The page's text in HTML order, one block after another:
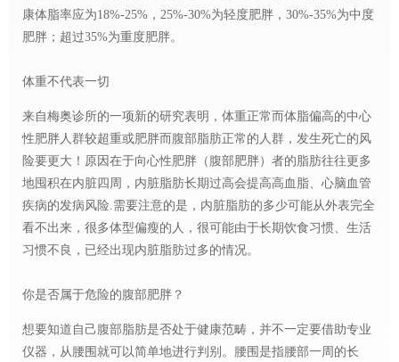
康体脂率应为18%-25%，25%-30%为轻度肥胖，30%-35%为中度
肥胖；超过35%为重度肥胖。
体重不代表一切
来自梅奥诊所的一项新的研究表明，体重正常而体脂偏高的中心
性肥胖人群较超重或肥胖而腹部脂肪正常的人群，发生死亡的风
险要更大！原因在于向心性肥胖（腹部肥胖）者的脂肪往往更多
地囤积在内脏四周，内脏脂肪长期过高会提高高血脂、心脑血管
疾病的发病风险.需要注意的是，内脏脂肪的多少可能从外表完全
看不出来，很多体型偏瘦的人，很可能由于长期饮食习惯、生活
习惯不良，已经出现内脏脂肪过多的情况。
你是否属于危险的腹部肥胖？
想要知道自己腹部脂肪是否处于健康范畴，并不一定要借助专业
仪器，从腰围就可以简单地进行判别。腰围是指腰部一周的长